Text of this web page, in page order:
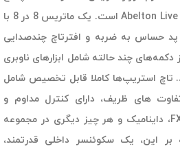
نوازنده مدرن به اجرای نرم‌افزار Abelton Live است. یک ماتریس 8 در 8 با
نور پس زمینه RGB دارای 64 پد حساس به ضربه و افترتاچ چندصدایی
چند حالته شامل ابزارهای ناوبری
تاچ استریپ‌ها کاملا قابل تخصیص شامل
های ظریف، دارای کنترل مداوم و
سفارشی سازی کامل با FX ،V.I.s، داینامیک و هر چیز دیگری در مجموعه
بر این، یک سکوئنسر داخلی قدرتمند،